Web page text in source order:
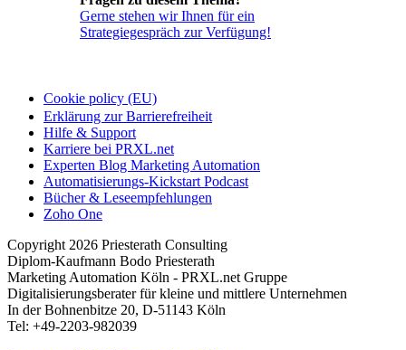
Gerne stehen wir Ihnen für ein
Strategiegespräch zur Verfügung!
Cookie policy (EU)
Erklärung zur Barrierefreiheit
Hilfe & Support
Karriere bei PRXL.net
Experten Blog Marketing Automation
Automatisierungs-Kickstart Podcast
Bücher & Leseempfehlungen
Zoho One
Copyright 2026 Priesterath Consulting
Diplom-Kaufmann Bodo Priesterath
Marketing Automation Köln - PRXL.net Gruppe
Digitalisierungsberater für kleine und mittlere Unternehmen
In der Bohnenbitze 20, D-51143 Köln
Tel: +49-2203-982039